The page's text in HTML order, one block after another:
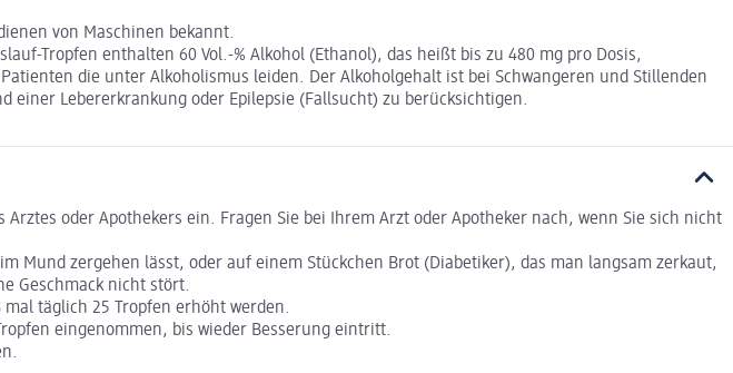
von Maschinen bekannt.
Tropfen enthalten 60 Vol.-% Alkohol (Ethanol), das heißt bis zu 480 mg pro Dosis,
die unter Alkoholismus leiden. Der Alkoholgehalt ist bei Schwangeren und Stillenden
Lebererkrankung oder Epilepsie (Fallsucht) zu berücksichtigen.
oder Apothekers ein. Fragen Sie bei Ihrem Arzt oder Apotheker nach, wenn Sie sich nicht
Mund zergehen lässt, oder auf einem Stückchen Brot (Diabetiker), das man langsam zerkaut,
Geschmack nicht stört.
täglich 25 Tropfen erhöht werden.
eingenommen, bis wieder Besserung eintritt.